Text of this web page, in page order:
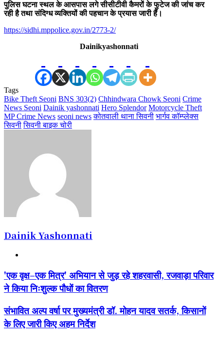
पुलिस घटना स्थल के आसपास लगे सीसीटीवी कैमरों के फुटेज की जांच कर
रही है तथा संदिग्ध व्यक्तियों की पहचान के प्रयास जारी हैं।
https://sidhi.mppolice.gov.in/2773-2/
Dainikyashonnati
Tags
Bike Theft Seoni BNS 303(2) Chhindwara Chowk Seoni Crime
News Seoni Dainik yashonnati Hero Splendor Motorcycle Theft
MP Crime News seoni news कोतवाली थाना सिवनी भार्गव कॉम्प्लेक्स
सिवनी सिवनी बाइक चोरी
Dainik Yashonnati
'एक
वृक्ष–
एक
अभियान
से
जुड़
'एक वृक्ष–एक मित्र' अभियान से जुड़ रहे शहरवासी, रजवाड़ा परिवार
ने किया निःशुल्क पौधों का वितरण
संभावित
अल्प
वर्षा
संभावित अल्प वर्षा पर मुख्यमंत्री डॉ. मोहन यादव सतर्क, किसानों
के लिए जारी किए अहम निर्देश